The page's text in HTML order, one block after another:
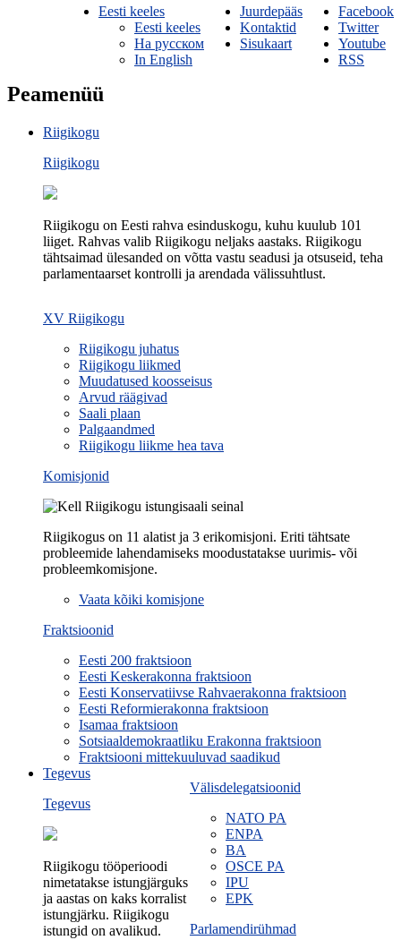
Facebook
Twitter
Youtube
RSS
Juurdepääs
Kontaktid
Sisukaart
Eesti keeles
Eesti keeles
На русском
In English
Peamenüü
Riigikogu
Riigikogu
Riigikogu on Eesti rahva esinduskogu, kuhu kuulub 101
liiget. Rahvas valib Riigikogu neljaks aastaks. Riigikogu
tähtsaimad ülesanded on võtta vastu seadusi ja otsuseid, teha
parlamentaarset kontrolli ja arendada välissuhtlust.
XV Riigikogu
Riigikogu juhatus
Riigikogu liikmed
Muudatused koosseisus
Arvud räägivad
Saali plaan
Palgaandmed
Riigikogu liikme hea tava
Komisjonid
Riigikogus on 11 alatist ja 3 erikomisjoni. Eriti tähtsate
probleemide lahendamiseks moodustatakse uurimis- või
probleemkomisjone.
Vaata kõiki komisjone
Fraktsioonid
Eesti 200 fraktsioon
Eesti Keskerakonna fraktsioon
Eesti Konservatiivse Rahvaerakonna fraktsioon
Eesti Reformierakonna fraktsioon
Isamaa fraktsioon
Sotsiaaldemokraatliku Erakonna fraktsioon
Fraktsiooni mittekuuluvad saadikud
Välisdelegatsioonid
NATO PA
ENPA
BA
OSCE PA
IPU
EPK
Parlamendirühmad
Tegevus
Tegevus
Riigikogu tööperioodi
nimetatakse istungjärguks
ja aastas on kaks korralist
istungjärku. Riigikogu
istungid on avalikud.